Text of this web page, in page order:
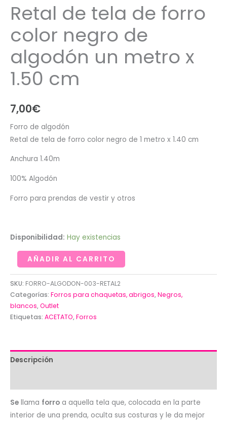
Retal de tela de forro
color negro de
algodón un metro x
1.50 cm
7,00€
Forro de algodón
Retal de tela de forro color negro de 1 metro x 1.40 cm
Anchura 1.40m
100% Algodón
Forro para prendas de vestir y otros
Disponibilidad: Hay existencias
de
tela
de
forro
color
algodón
AÑADIR AL CARRITO
SKU: FORRO-ALGODON-003-RETAL2
Categorías: Forros para chaquetas, abrigos,Negros,
blancos,Outlet
Etiquetas: ACETATO,Forros
Descripción
Se llama forro a aquella tela que, colocada en la parte
interior de una prenda, oculta sus costuras y le da mejor